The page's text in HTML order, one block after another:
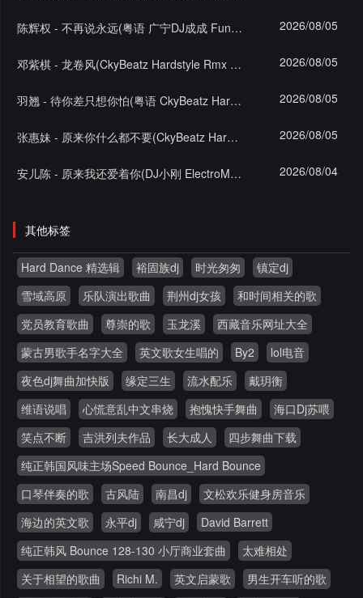
陈辉权 - 不再说永远(粤语 广宁DJ成成 FunkyHouse Rmx 2023) 2026/08/05
邓紫棋 - 龙卷风(CkyBeatz Hardstyle Rmx 2023) 2026/08/05
羽翘 - 待你差只想你怕(粤语 CkyBeatz Hardstyle Rmx 2023) 2026/08/05
张惠妹 - 原来你什么都不要(CkyBeatz Hardstyle Rmx 2023) 2026/08/05
安儿陈 - 原来我还爱着你(DJ小刚 ElectroMelbourne Rmx 2023) 2026/08/04
其他标签
Hard Dance 精选辑 裕固族dj 时光匆匆
镇定dj
雪域高原
乐队演出歌曲 荆州dj女孩
和时间相关的歌
党员教育歌曲
尊崇的歌 玉龙溪
西藏音乐网址大全
蒙古男歌手名字大全
英文歌女生唱的 By2
lol电音
夜色dj舞曲加快版
缘定三生 流水配乐
戴玥衡
维语说唱
心慌意乱中文串烧 抱愧快手舞曲
海口Dj苏喂
笑点不断
吉洪列夫作品 长大成人
四步舞曲下载
纯正韩国风味主场Speed Bounce_Hard Bounce
口琴伴奏的歌
古风陆 南昌dj
文松欢乐健身房音乐
海边的英文歌
永平dj 咸宁dj
David Barrett
纯正韩风 Bounce 128-130 小厅商业套曲
太难相处
关于相望的歌曲
Richi M. 英文启蒙歌
男生开车听的歌